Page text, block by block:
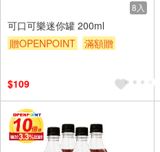
8入
可口可樂迷你罐 200ml
贈OPENPOINT
滿額贈
$109